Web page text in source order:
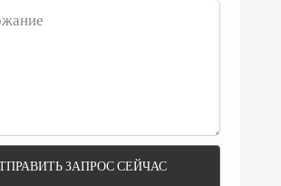
ЗАПРОС СЕЙЧАС